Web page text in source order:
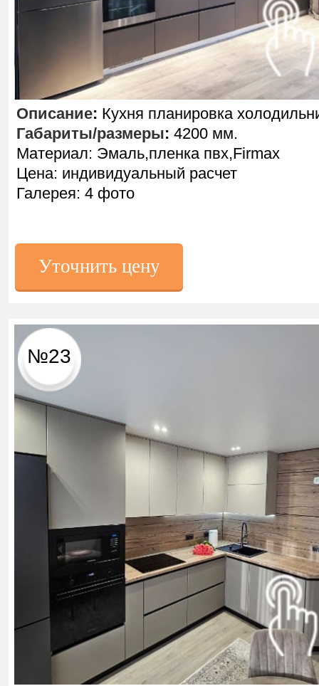
Уточнить цену
№23
Описание: Кухня планировка
Габариты/размеры: 4200 мм.
Материал: Эмаль,пленка пвх,Firmax
Цена: индивидуальный расчет
Галерея: 4 фото